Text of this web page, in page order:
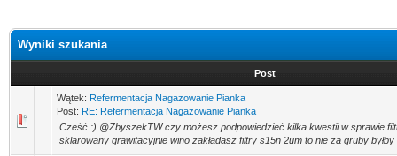
Wyniki szukania
Post
Wątek: Refermentacja Nagazowanie Pianka
Post: RE: Refermentacja Nagazowanie Pianka
Cześć :) @ZbyszekTW czy możesz podpowiedzieć kilka kwestii w sprawie
sklarowany grawitacyjnie wino zakładasz filtry s15n 2um to nie za gruby